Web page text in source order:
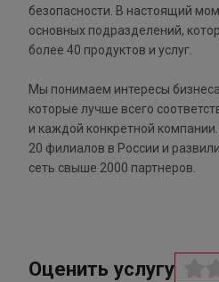
безопасности. В настоящий
основных подразделений,
более 40 продуктов и услуг.
Мы понимаем интересы
которые лучше всего
и каждой конкретной
20 филиалов в России и
сеть свыше 2000 партнеров.
Оценить услугу